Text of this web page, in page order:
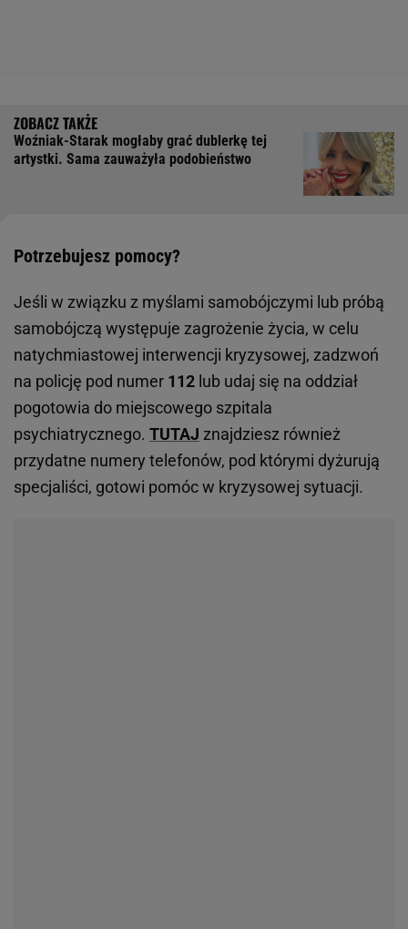
Woźniak-Starak mogłaby grać dublerkę tej
artystki. Sama zauważyła podobieństwo
Potrzebujesz pomocy?
Jeśli w związku z myślami samobójczymi lub próbą
samobójczą występuje zagrożenie życia, w celu
natychmiastowej interwencji kryzysowej, zadzwoń
na policję pod numer 112 lub udaj się na oddział
pogotowia do miejscowego szpitala
psychiatrycznego. TUTAJ znajdziesz również
przydatne numery telefonów, pod którymi dyżurują
specjaliści, gotowi pomóc w kryzysowej sytuacji.